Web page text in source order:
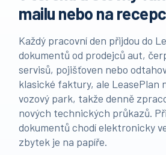
mailu nebo na
Každý pracovní den přijdou do
dokumentů od prodejců aut,
servisů, pojišťoven nebo
klasické faktury, ale LeasePlan
vozový park, takže denně
nových technických průkazů.
dokumentů chodí elektronicky
zbytek je na papíře.